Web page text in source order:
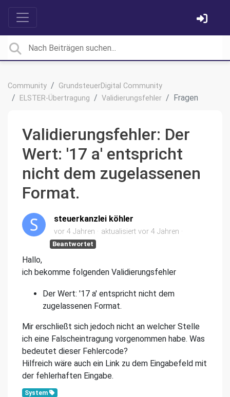
Community
GrundsteuerDigital Community
ELSTER-Übertragung
Validierungsfehler Fragen
Validierungsfehler: Der
Wert: '17 a' entspricht
nicht dem zugelassenen
Format.
steuerkanzlei köhler
vor 4 Jahren aktualisiert vor 4 Jahren
Beantwortet
Hallo,
ich bekomme folgenden Validierungsfehler
Der Wert: '17 a' entspricht nicht dem
zugelassenen Format.
Mir erschließt sich jedoch nicht an welcher Stelle
ich eine Falscheintragung vorgenommen habe. Was
bedeutet dieser Fehlercode?
Hilfreich wäre auch ein Link zu dem Eingabefeld mit
der fehlerhaften Eingabe.
System